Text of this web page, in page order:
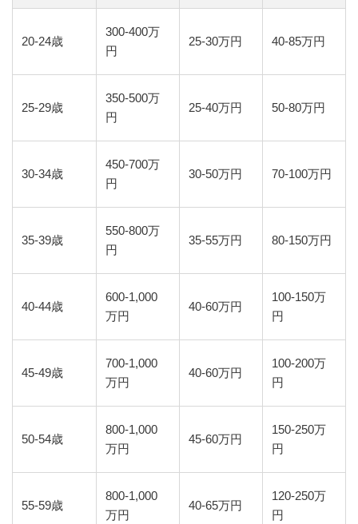
20-24歳
300-400万
円
25-30万円 40-85万円
25-29歳
350-500万
円
25-40万円 50-80万円
30-34歳
450-700万
円
30-50万円 70-100万円
35-39歳
550-800万
円
35-55万円 80-150万円
40-44歳
600-1,000
万円
40-60万円
100-150万
円
45-49歳
700-1,000
万円
40-60万円
100-200万
円
50-54歳
800-1,000
万円
45-60万円
150-250万
円
55-59歳
800-1,000
万円
40-65万円
120-250万
円